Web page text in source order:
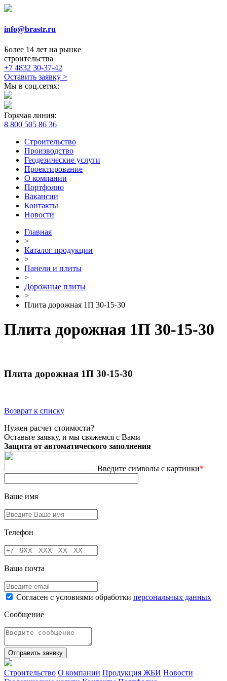
info@brastr.ru
Более 14 лет на рынке
строительства
+7 4832 30-37-42
Оставить заявку >
Мы в соц.сетях:
Горячая линия:
8 800 505 86 36
Строительство
Производство
Геодезические услуги
Проектирование
О компании
Портфолио
Вакансии
Контакты
Новости
Главная
>
Каталог продукции
>
Панели и плиты
>
Дорожные плиты
>
Плита дорожная 1П 30-15-30
Плита дорожная 1П 30-15-30
Плита дорожная 1П 30-15-30
Возврат к списку
Нужен расчет стоимости?
Оставьте заявку, и мы свяжемся с Вами
Защита от автоматического заполнения
Введите символы с картинки*
Ваше имя
Телефон
Ваша почта
Cогласен с условиями обработки персональных данных
Сообщение
Отправить заявку
Строительство О компании Продукция ЖБИ Новости